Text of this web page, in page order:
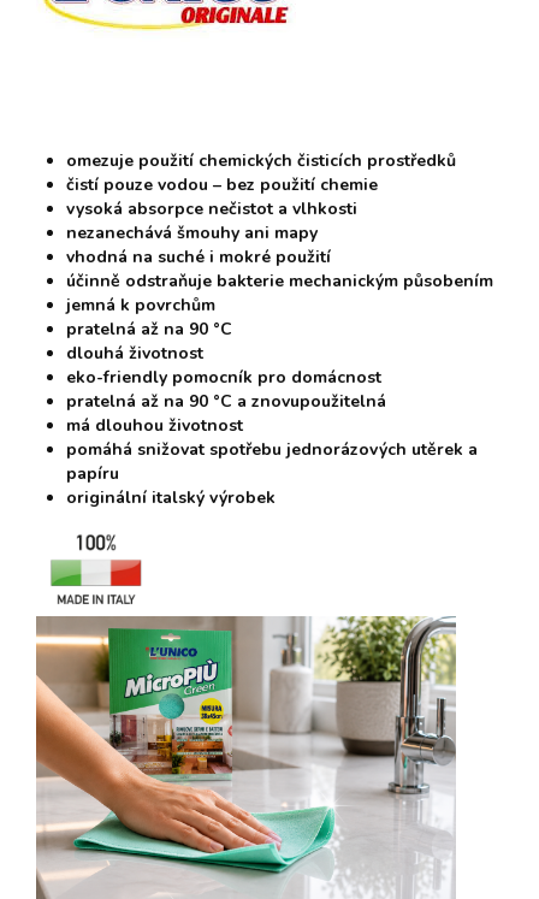
omezuje použití chemických čisticích prostředků
čistí pouze vodou – bez použití chemie
vysoká absorpce nečistot a vlhkosti
nezanechává šmouhy ani mapy
vhodná na suché i mokré použití
účinně odstraňuje bakterie mechanickým působením
jemná k povrchům
pratelná až na 90 °C
dlouhá životnost
eko-friendly pomocník pro domácnost
pratelná až na 90 °C a znovupoužitelná
má dlouhou životnost
pomáhá snižovat spotřebu jednorázových utěrek a
papíru
originální italský výrobek